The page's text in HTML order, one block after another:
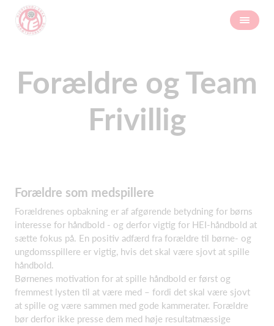
Forældre og Team
Frivillig
Forældre som medspillere
Forældrenes opbakning er af afgørende betydning for børns
interesse for håndbold - og derfor vigtig for HEI-håndbold at
sætte fokus på. En positiv adfærd fra forældre til børne- og
ungdomsspillere er vigtig, hvis det skal være sjovt at spille
håndbold.
Børnenes motivation for at spille håndbold er først og
fremmest lysten til at være med – fordi det skal være sjovt
at spille og være sammen med gode kammerater. Forældre
bør derfor ikke presse dem med høje resultatmæssige